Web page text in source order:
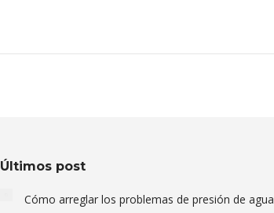
Últimos post
Cómo arreglar los problemas de presión de agua